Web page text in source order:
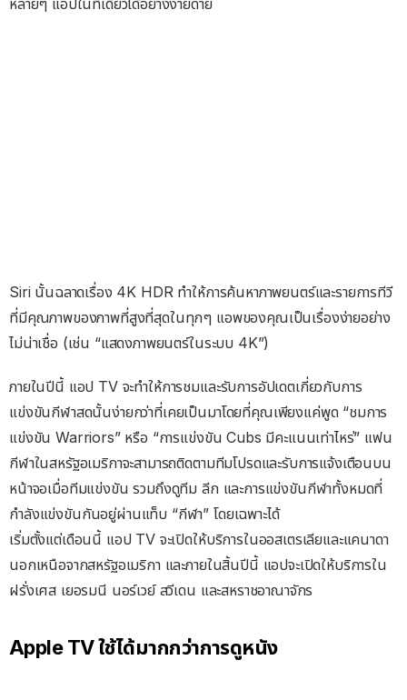
หลายๆ แอปในที่เดียวได้อย่างง่ายดาย
Siri นั้นฉลาดเรื่อง 4K HDR ทำให้การค้นหาภาพยนตร์และรายการทีวี
ที่มีคุณภาพของภาพที่สูงที่สุดในทุกๆ แอพของคุณเป็นเรื่องง่ายอย่าง
ไม่น่าเชื่อ (เช่น “แสดงภาพยนตร์ในระบบ 4K”)
ภายในปีนี้ แอป TV จะทำให้การชมและรับการอัปเดตเกี่ยวกับการ
แข่งขันกีฬาสดนั้นง่ายกว่าที่เคยเป็นมาโดยที่คุณเพียงแค่พูด “ชมการ
แข่งขัน Warriors” หรือ “การแข่งขัน Cubs มีคะแนนเท่าไหร่” แฟน
กีฬาในสหรัฐอเมริกาจะสามารถติดตามทีมโปรดและรับการแจ้งเตือนบน
หน้าจอเมื่อทีมแข่งขัน รวมถึงดูทีม ลีก และการแข่งขันกีฬาทั้งหมดที่
กำลังแข่งขันกันอยู่ผ่านแท็บ “กีฬา” โดยเฉพาะได้
เริ่มตั้งแต่เดือนนี้ แอป TV จะเปิดให้บริการในออสเตรเลียและแคนาดา
นอกเหนือจากสหรัฐอเมริกา และภายในสิ้นปีนี้ แอปจะเปิดให้บริการใน
ฝรั่งเศส เยอรมนี นอร์เวย์ สวีเดน และสหราชอาณาจักร
Apple TV ใช้ได้มากกว่าการดูหนัง